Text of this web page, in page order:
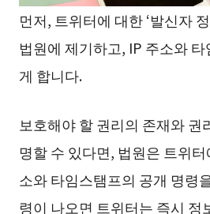
먼저, 트위터에 대한 ‘발신자
법원에 제기하고, IP 주소와
게 합니다.
보호해야 할 권리의 존재와 권
명할 수 있다면, 법원은 트위
소와 타임스탬프의 공개 명령
령이 나오면 트위터는 즉시 정